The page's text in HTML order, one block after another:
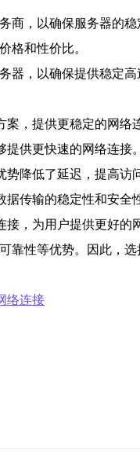
商，以确保服务器的稳
格和性价比。
器，以确保提供稳定高
，提供更稳定的网络
供更快速的网络连接。
降低了延迟，提高访
传输的稳定性和安全
，为用户提供更好
性等优势。因此，选
络连接